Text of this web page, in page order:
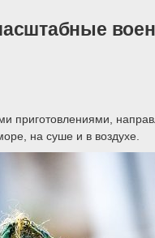
приготовлениями,
на суше и в воздухе.